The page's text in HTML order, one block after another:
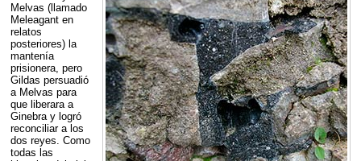
Melvas (llamado
Meleagant en
relatos
posteriores) la
mantenía
prisionera, pero
Gildas persuadió
a Melvas para
que liberara a
Ginebra y logró
reconciliar a los
dos reyes. Como
todas las